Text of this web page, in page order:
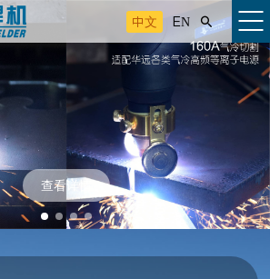
中文 EN 
查看详情